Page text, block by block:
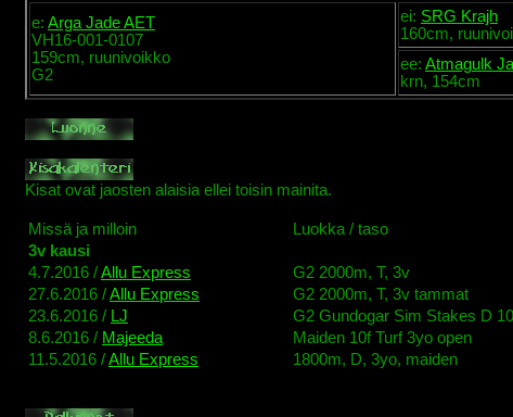
e: Arga Jade AET
VH16-001-0107
159cm, ruunivoikko
G2
ei: SRG Krajh
160cm,
ee: Atmagulk
krn, 154cm
Kisat ovat jaosten alaisia ellei toisin mainita.
Missä ja milloin Luokka / taso
3v kausi
4.7.2016 /Allu Express G2 2000m, T, 3v
27.6.2016 /Allu Express G2 2000m, T, 3v tammat
23.6.2016 / LJ G2 Gundogar Sim Stakes D
8.6.2016 / Majeeda Maiden 10f Turf 3yo open
11.5.2016 /Allu Express 1800m, D, 3yo, maiden